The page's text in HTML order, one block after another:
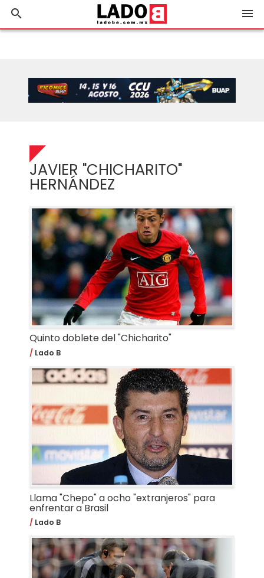
search menu
JAVIER "CHICHARITO"
HERNÁNDEZ
Quinto doblete del "Chicharito"
Lado B
Llama "Chepo" a ocho "extranjeros" para
enfrentar a Brasil
Lado B